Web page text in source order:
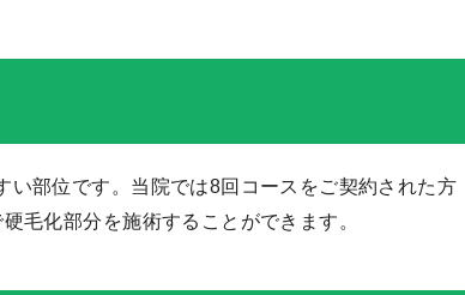
い部位です。当院では8回コースをご契約された方
毛化部分を施術することができます。